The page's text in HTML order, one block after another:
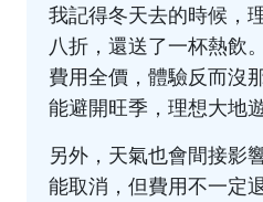
我記得冬天去的時候，
八折，還送了一杯熱飲
費用全價，體驗反而沒
能避開旺季，理想大地
另外，天氣也會間接影
能取消，但費用不一定